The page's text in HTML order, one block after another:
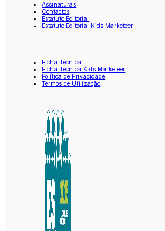
Assinaturas
Contactos
Estatuto Editorial
Estatuto Editorial Kids Marketeer
Ficha Técnica
Ficha Técnica Kids Marketeer
Política de Privacidade
Termos de Utilização